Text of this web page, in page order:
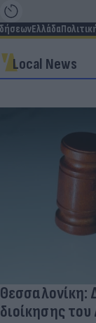
Ελλάδα
Local News
Θεσσαλονίκη:
διοίκησης του